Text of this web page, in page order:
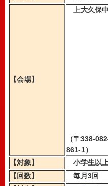
【会場】
上大久保
（〒338-
861-1）
【対象】
小学生以
【回数】
毎月3回